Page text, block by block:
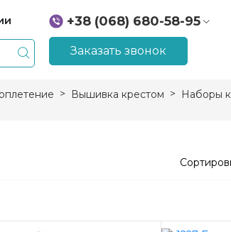
+38 (068) 680-58-95
+38 (066) 207-14-90
Заказать звонок
Вышивка крестом
Наборы